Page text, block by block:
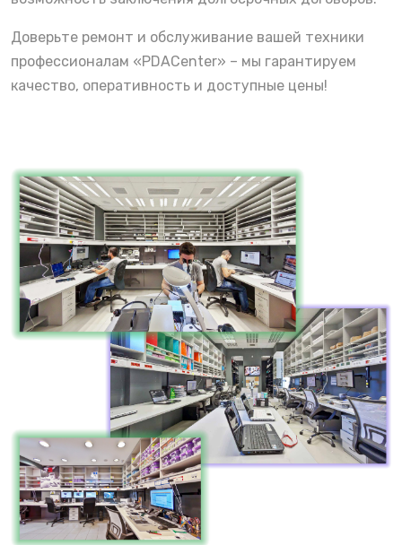
Доверьте ремонт и обслуживание вашей техники
профессионалам «PDACenter» – мы гарантируем
качество, оперативность и доступные цены!